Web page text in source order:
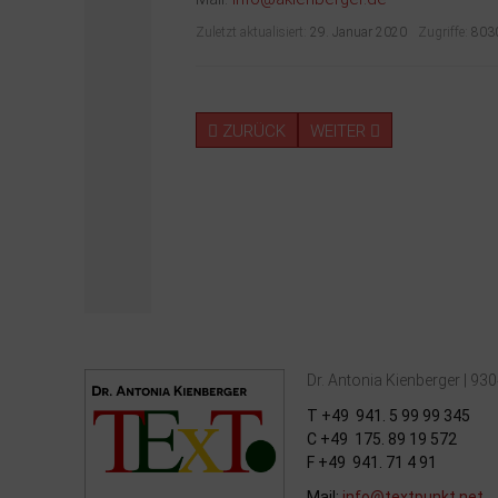
Zuletzt aktualisiert: 29. Januar 2020 Zugriffe:
ZURÜCK WEITER
Dr. Antonia Kienberger |
T +49 941. 5 99 99 345
C +49 175. 89 19 572
F +49 941. 71 4 91